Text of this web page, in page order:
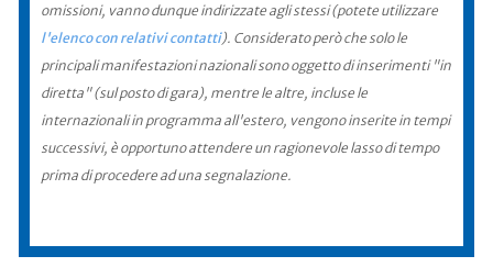
omissioni, vanno dunque indirizzate agli stessi (potete utilizzare
l'elenco con relativi contatti). Considerato però che solo le
principali manifestazioni nazionali sono oggetto di inserimenti "in
diretta" (sul posto di gara), mentre le altre, incluse le
internazionali in programma all'estero, vengono inserite in tempi
successivi, è opportuno attendere un ragionevole lasso di tempo
prima di procedere ad una segnalazione.